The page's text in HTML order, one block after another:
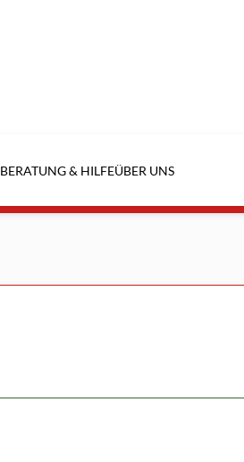
BERATUNG & HILFEÜBER UNS